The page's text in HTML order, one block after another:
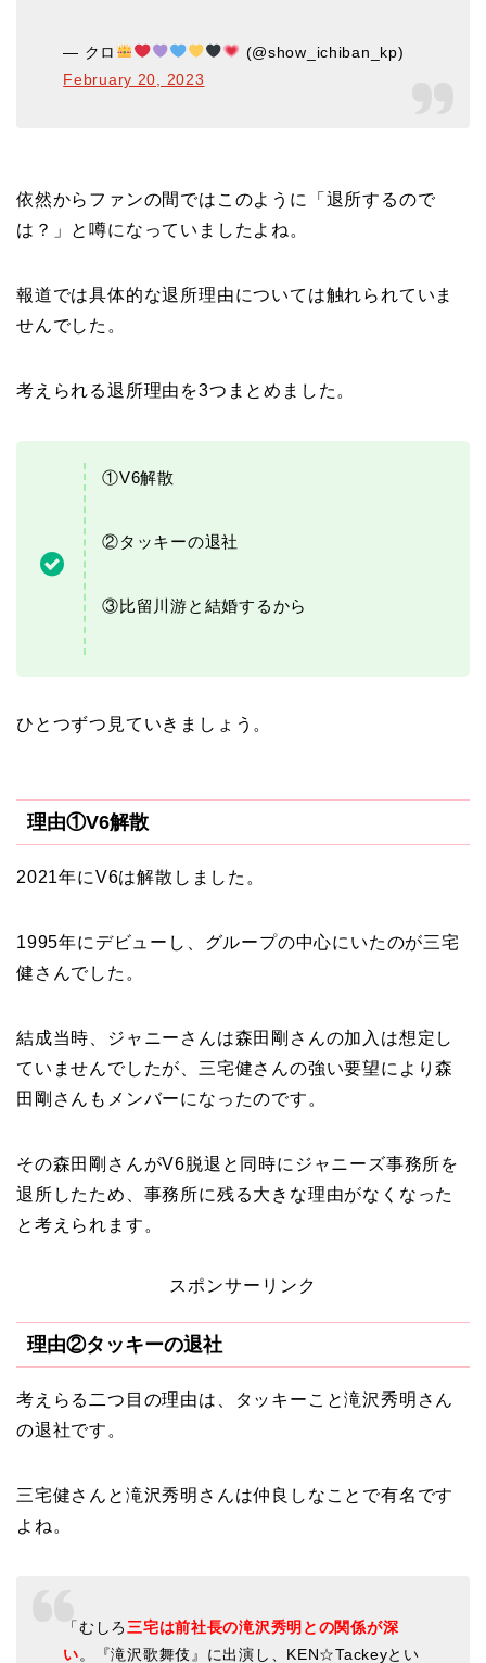
— クロ
(@show_ichiban_kp)
February 20, 2023
依然からファンの間ではこのように「退所するので
は？」と噂になっていましたよね。
報道では具体的な退所理由については触れられていま
せんでした。
考えられる退所理由を3つまとめました。
①V6解散
②タッキーの退社
③比留川游と結婚するから
ひとつずつ見ていきましょう。
理由①V6解散
2021年にV6は解散しました。
1995年にデビューし、グループの中心にいたのが三宅
健さんでした。
結成当時、ジャニーさんは森田剛さんの加入は想定し
ていませんでしたが、三宅健さんの強い要望により森
田剛さんもメンバーになったのです。
その森田剛さんがV6脱退と同時にジャニーズ事務所を
退所したため、事務所に残る大きな理由がなくなった
と考えられます。
スポンサーリンク
理由②タッキーの退社
考えらる二つ目の理由は、タッキーこと滝沢秀明さん
の退社です。
三宅健さんと滝沢秀明さんは仲良しなことで有名です
よね。
「むしろ 三宅は前社長の滝沢秀明との関係が深
い。『滝沢歌舞伎』に出演し、KEN☆Tackeyとい